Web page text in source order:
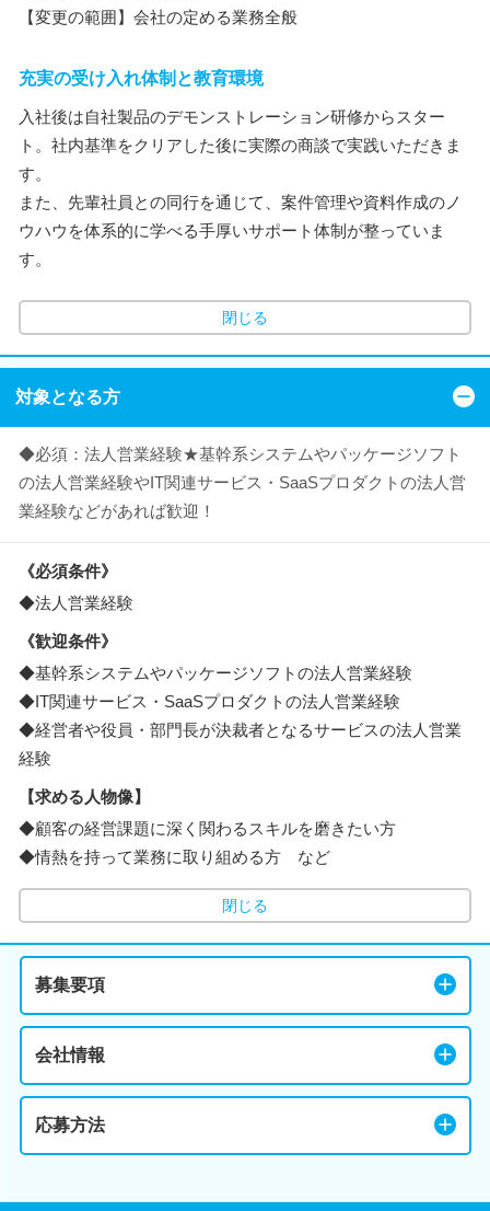
【変更の範囲】会社の定める業務全般
充実の受け入れ体制と教育環境
入社後は自社製品のデモンストレーション研修からスター
ト。社内基準をクリアした後に実際の商談で実践いただきま
す。
また、先輩社員との同行を通じて、案件管理や資料作成のノ
ウハウを体系的に学べる手厚いサポート体制が整っていま
す。
閉じる
対象となる方
◆必須：法人営業経験★基幹系システムやパッケージソフト
の法人営業経験やIT関連サービス・SaaSプロダクトの法人営
業経験などがあれば歓迎！
《必須条件》
◆法人営業経験
《歓迎条件》
◆基幹系システムやパッケージソフトの法人営業経験
◆IT関連サービス・SaaSプロダクトの法人営業経験
◆経営者や役員・部門長が決裁者となるサービスの法人営業
経験
【求める人物像】
◆顧客の経営課題に深く関わるスキルを磨きたい方
◆情熱を持って業務に取り組める方 など
閉じる
募集要項
会社情報
応募方法